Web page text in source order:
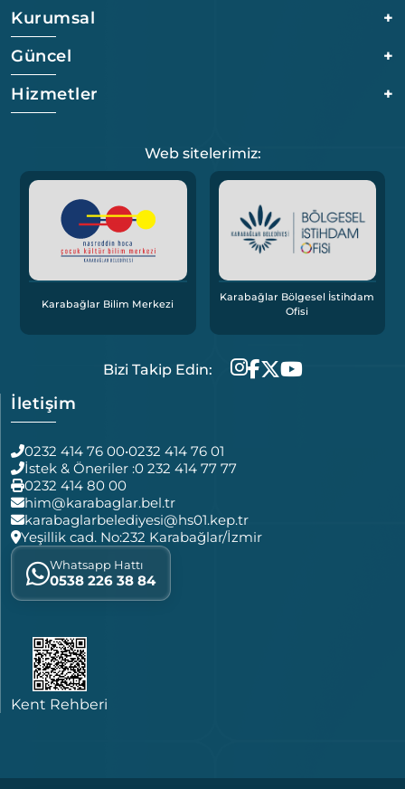
Kurumsal
+
Güncel
+
Hizmetler
+
Web sitelerimiz:
Karabağlar Bilim Merkezi
Karabağlar Bölgesel İstihdam
Ofisi
Bizi Takip Edin:
İletişim
0232 414 76 00•0232 414 76 01
İstek & Öneriler :0 232 414 77 77
0232 414 80 00
him@karabaglar.bel.tr
karabaglarbelediyesi@hs01.kep.tr
Yeşillik cad. No:232 Karabağlar/İzmir
Whatsapp Hattı
0538 226 38 84
Kent Rehberi